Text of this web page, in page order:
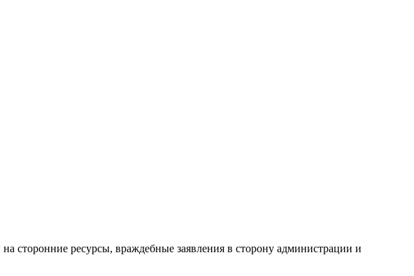
сторонние ресурсы, враждебные заявления в сторону администрации и